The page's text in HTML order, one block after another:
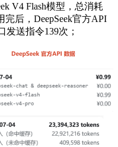
V4 Flash模型，总消耗
完后，DeepSeek官方API
发送指令139次；